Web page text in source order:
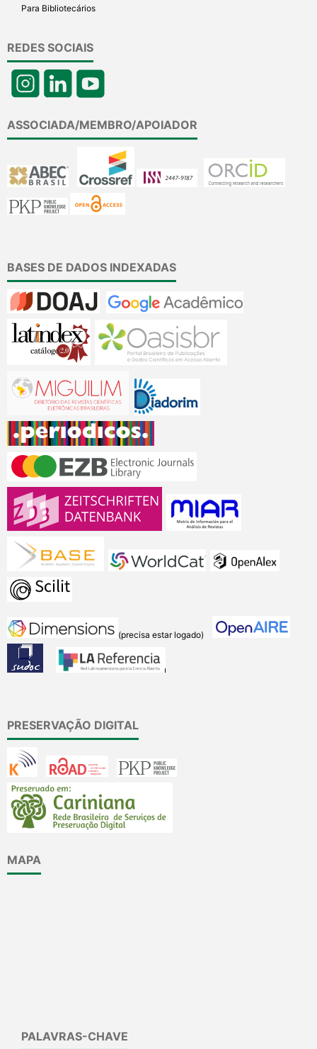
Para Bibliotecários
REDES SOCIAIS
ASSOCIADA/MEMBRO/APOIADOR
BASES DE DADOS INDEXADAS
(precisa estar logado)
PRESERVAÇÃO DIGITAL
MAPA
PALAVRAS-CHAVE